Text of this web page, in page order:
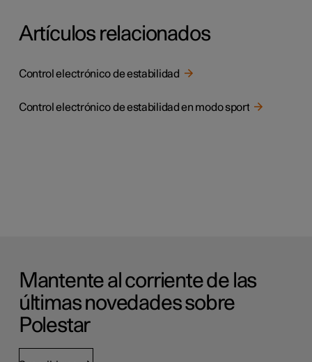
Artículos relacionados
Control electrónico de estabilidad
Control electrónico de estabilidad en modo sport
Mantente al corriente de las
últimas novedades sobre
Polestar